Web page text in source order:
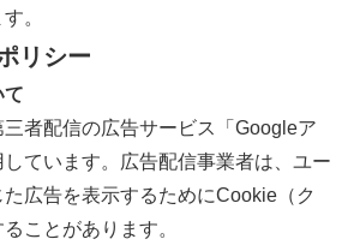
。
リシー
て
者配信の広告サービス「Googleア
しています。広告配信事業者は、ユー
広告を表示するためにCookie（ク
ことがあります。